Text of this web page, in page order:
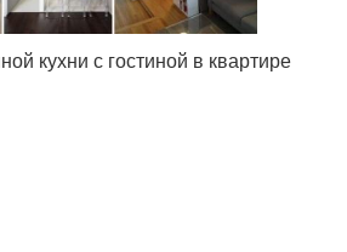
кухни с гостиной в квартире